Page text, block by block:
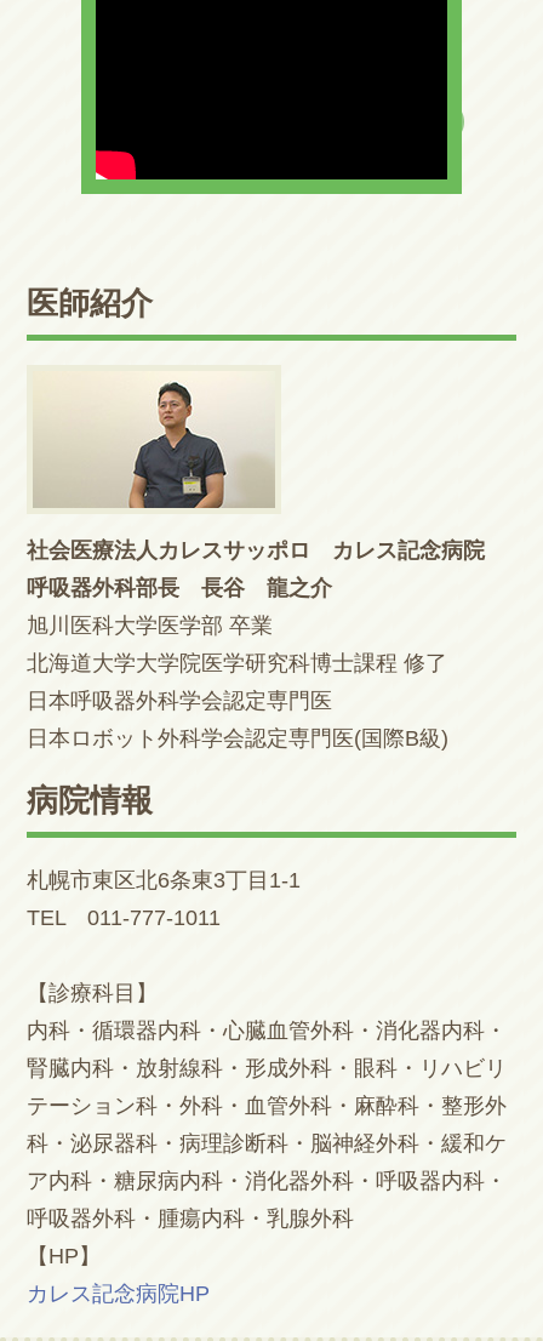
医師紹介
社会医療法人カレスサッポロ カレス記念病院
呼吸器外科部長 長谷 龍之介
旭川医科大学医学部 卒業
北海道大学大学院医学研究科博士課程 修了
日本呼吸器外科学会認定専門医
日本ロボット外科学会認定専門医(国際B級)
病院情報
札幌市東区北6条東3丁目1-1
TEL 011-777-1011
【診療科目】
内科・循環器内科・心臓血管外科・消化器内科・
腎臓内科・放射線科・形成外科・眼科・リハビリ
テーション科・外科・血管外科・麻酔科・整形外
科・泌尿器科・病理診断科・脳神経外科・緩和ケ
ア内科・糖尿病内科・消化器外科・呼吸器内科・
呼吸器外科・腫瘍内科・乳腺外科
【HP】
カレス記念病院HP